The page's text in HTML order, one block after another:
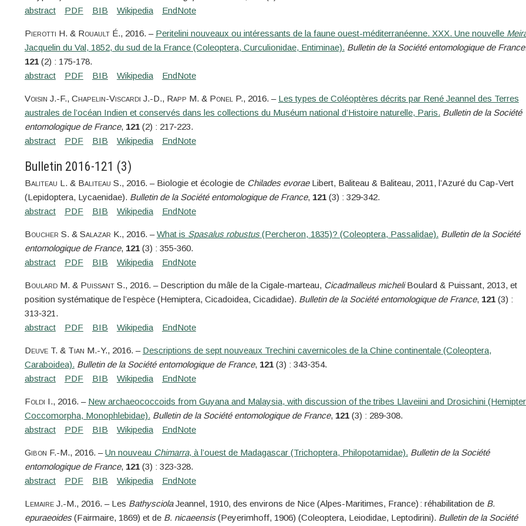
Pierotti H. & RouaultÉ., 2016. – Peritelini nouveaux ou intéressants de la faune ouest-méditerranéenne. XXX. Une nouvelle
Jacquelin du Val, 1852, du sud de la France (Coleoptera, Curculionidae, Entiminae). Bulletin de la Société entomologique de France
121(2) : 175‑178.
Voisin J.-F., Chapelin-Viscardi J.-D., Rapp M. & Ponel P., 2016. – Les types de Coléoptères décrits par René Jeannel des Terres
australes de l’océan Indien et conservés dans les collections du Muséum national d’Histoire naturelle, Paris. Bulletin de la Société
entomologique de France, 121(2) : 217‑223.
Bulletin 2016-121 (3)
Baliteau L. & Baliteau S., 2016. – Biologie et écologie de Chilades evoraeLibert, Baliteau & Baliteau, 2011, l’Azuré du Cap-Vert
(Lepidoptera, Lycaenidae). Bulletin de la Société entomologique de France, 121(3) : 329‑342.
Boucher S. & Salazar K., 2016. –What is Spasalus robustus(Percheron, 1835)? (Coleoptera, Passalidae). Bulletin de la Société
entomologique de France, 121(3) : 355‑360.
BoulardM. & PuissantS., 2016. – Description du mâle de la Cigale-marteau, Cicadmalleus micheliBoulard & Puissant, 2013, et
position systématique de l’espèce (Hemiptera, Cicadoidea, Cicadidae). Bulletin de la Société entomologique de France, 121(3) :
313‑321.
DeuveT. & Tian M.-Y., 2016. – Descriptions de sept nouveaux Trechini cavernicoles de la Chine continentale (Coleoptera,
Caraboidea). Bulletin de la Société entomologique de France, 121(3) : 343‑354.
Foldi I., 2016. – New archaeococcoids from Guyana and Malaysia, with discussion of the tribes Llaveiini and Drosichini
Coccomorpha, Monophlebidae). Bulletin de la Société entomologique de France, 121(3) : 289‑308.
Gibon F.-M., 2016. –Un nouveau Chimarra, à l’ouest de Madagascar (Trichoptera, Philopotamidae). Bulletin de la Société
entomologique de France, 121(3) : 323‑328.
LemaireJ.-M., 2016. – Les BathysciolaJeannel, 1910, des environs de Nice (Alpes-Maritimes, France) : réhabilitation de B.
epuraeoides(Fairmaire, 1869) et de B. nicaeensis(Peyerimhoff, 1906) (Coleoptera, Leiodidae, Leptodirini). Bulletin de la Société